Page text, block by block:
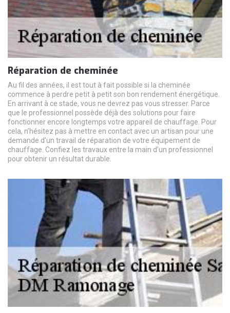
Réparation de cheminée
Au fil des années, il est tout à fait possible si la cheminée
commence à perdre petit à petit son bon rendement énergétique.
En arrivant à ce stade, vous ne devrez pas vous stresser. Parce
que le professionnel possède déjà des solutions pour faire
fonctionner encore longtemps votre appareil de chauffage. Pour
cela, n’hésitez pas à mettre en contact avec un artisan pour une
demande d’un travail de réparation de votre équipement de
chauffage. Confiez les travaux entre la main d’un professionnel
pour obtenir un résultat durable.